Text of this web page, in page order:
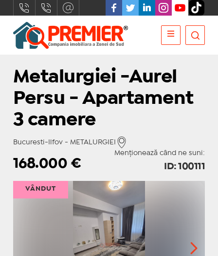
Metalurgiei -Aurel
Persu - Apartament
3 camere
Bucuresti-Ilfov - METALURGIEI
Menționează când ne suni:
168.000 € ID: 100111
VÂNDUT